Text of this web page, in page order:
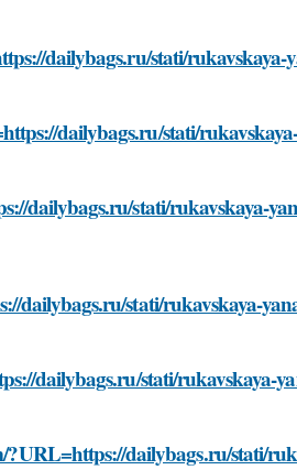
dailybags.ru/stati/
dailybags.ru/stati/
dailybags.ru/stati/rukavskaya-
dailybags.ru/stati/rukavskaya-
dailybags.ru/stati/rukavskaya-
dailybags.ru/stati/